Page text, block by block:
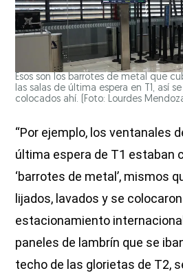
Esos son los barrotes de metal que
las salas de última espera en T1, así
colocados ahí. (Foto: Lourdes
“Por ejemplo, los ventanales
última espera de T1 estaban
‘barrotes de metal’, mismos
lijados, lavados y se
estacionamiento
paneles de lambrín que se
techo de las glorietas de T2,